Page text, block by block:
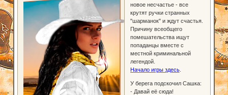
новое несчастье - все
крутят ручки странных
"шарманок" и ждут счастья.
Причину всеобщего
помешательства ищут
попаданцы вместе с
местной криминальной
легендой.
Начало игры здесь.
У берега подскочил Сашка:
- Давай её сюда!